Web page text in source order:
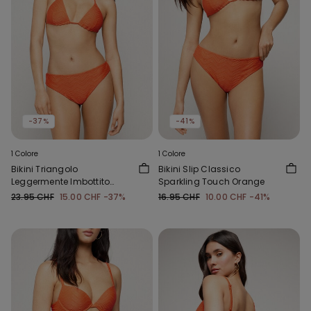
-37%
1 Colore
Bikini Triangolo
Leggermente Imbottito
Sparkling Touch Orange
23.95 CHF 15.00 CHF -37%
-41%
1 Colore
Bikini Slip Classico
Sparkling Touch Orange
16.95 CHF 10.00 CHF -41%